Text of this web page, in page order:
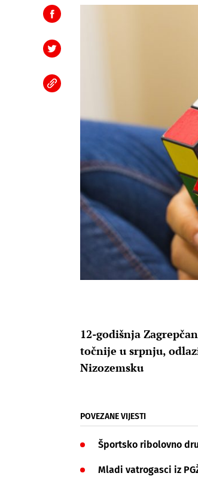
12-godišnja
točnije u srpnju,
Nizozemsku
POVEZANE VIJESTI
Športsko ribolovno
Mladi vatrogasci iz